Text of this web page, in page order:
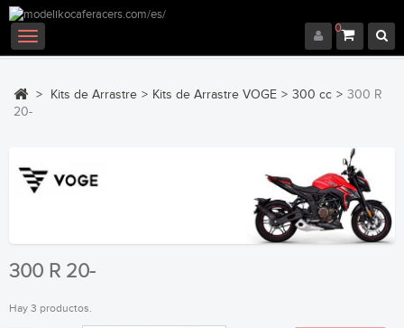
0
Navegación
Toggle
> Kits de Arrastre > Kits de Arrastre VOGE > 300 cc > 300 R
20-
300 R 20-
Hay 3 productos.